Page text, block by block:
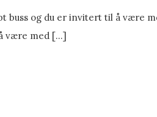
buss og du er invitert til å være
være med[…]